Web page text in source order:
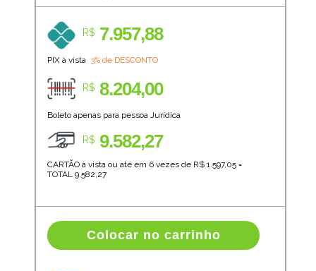
R$ 7.957,88
PIX à vista 3% de DESCONTO
R$ 8.204,00
Boleto apenas para pessoa Jurídica
R$ 9.582,27
CARTÃO à vista ou até em 6 vezes de R$ 1.597,05=
TOTAL 9.582,27
Colocar no carrinho